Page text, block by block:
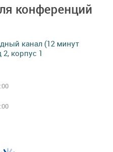
конференций
канал (12 минут
корпус 1